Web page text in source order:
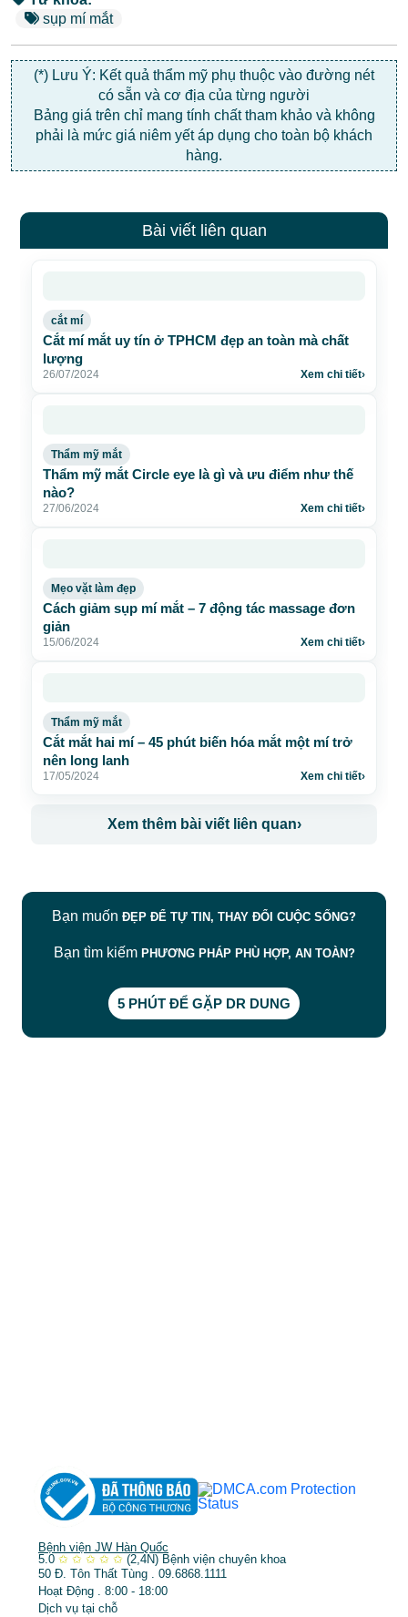
sụp mí mắt
(*) Lưu Ý: Kết quả thẩm mỹ phụ thuộc vào đường nét
có sẵn và cơ địa của từng người
Bảng giá trên chỉ mang tính chất tham khảo và không
phải là mức giá niêm yết áp dụng cho toàn bộ khách
hàng.
Bài viết liên quan
cắt mí
Cắt mí mắt uy tín ở TPHCM đẹp an toàn mà chất
lượng
26/07/2024 Xem chi tiết›
Thẩm mỹ mắt
Thẩm mỹ mắt Circle eye là gì và ưu điểm như thế
nào?
27/06/2024 Xem chi tiết›
Mẹo vặt làm đẹp
Cách giảm sụp mí mắt – 7 động tác massage đơn
giản
15/06/2024 Xem chi tiết›
Thẩm mỹ mắt
Cắt mắt hai mí – 45 phút biến hóa mắt một mí trở
nên long lanh
17/05/2024 Xem chi tiết›
Xem thêm bài viết liên quan›
Bạn muốn ĐẸP ĐỂ TỰ TIN, THAY ĐỔI CUỘC SỐNG?
Bạn tìm kiếm PHƯƠNG PHÁP PHÙ HỢP, AN TOÀN?
5 PHÚT ĐỂ GẶP DR DUNG
Bệnh viện JW Hàn Quốc
5.0 ✩ ✩ ✩ ✩ ✩ (2,4N) Bệnh viện chuyên khoa
50 Đ. Tôn Thất Tùng . 09.6868.1111
Hoạt Động . 8:00 - 18:00
Dịch vụ tại chỗ